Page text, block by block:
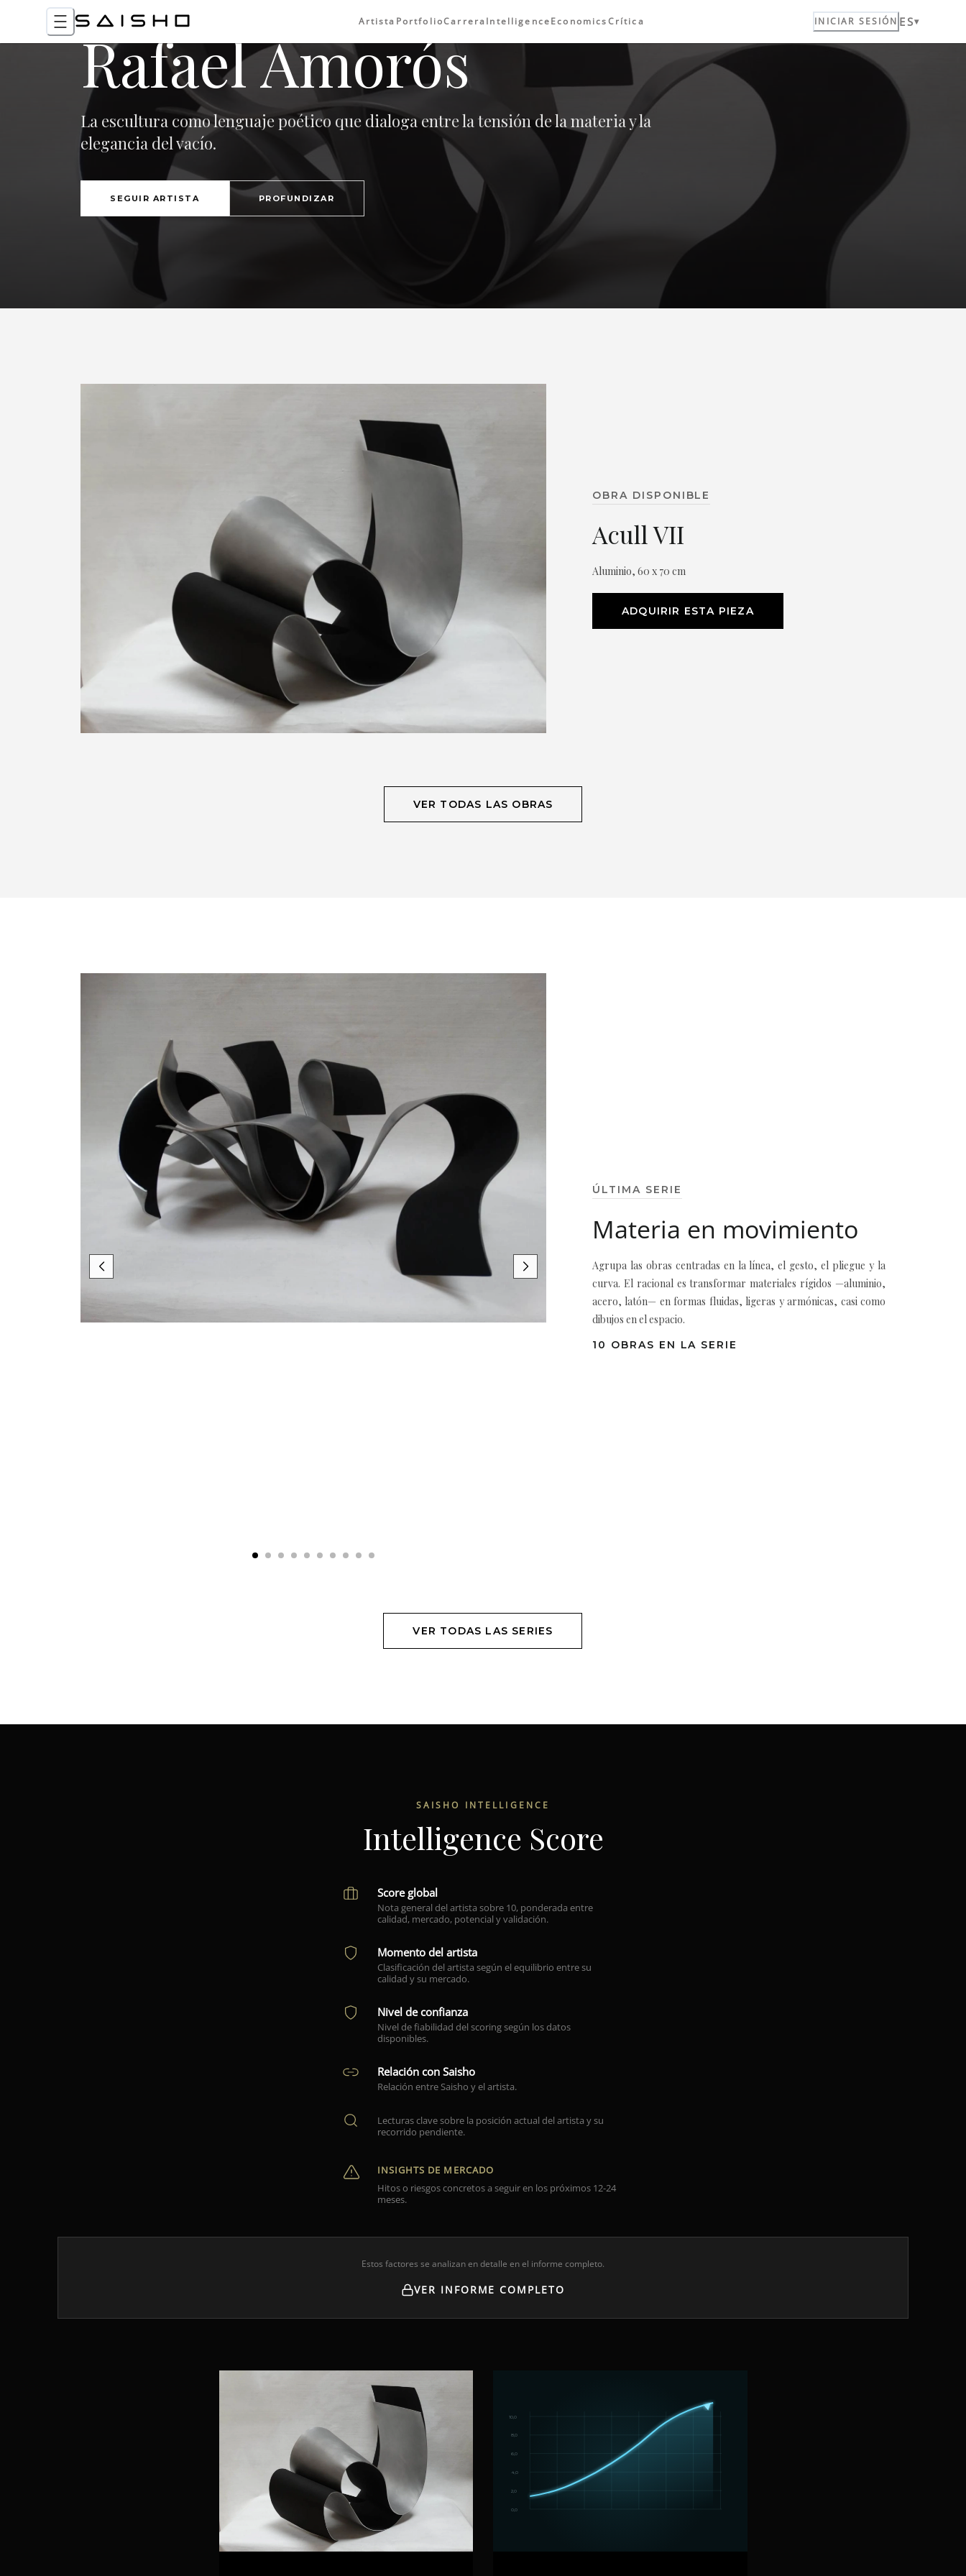
Artista PortfolioCarreraIntelligenceEconomicsCrítica INICIAR SESIÓN ES
Rafael Amorós
La escultura como lenguaje poético que dialoga entre la tensión de la materia y la
elegancia del vacío.
SEGUIR ARTISTA PROFUNDIZAR
OBRA DISPONIBLE
Acull VII
Aluminio, 60 x 70 cm
ADQUIRIR ESTA PIEZA
VER TODAS LAS OBRAS
ÚLTIMA SERIE
Materia en movimiento
Agrupa las obras centradas en la línea, el gesto, el pliegue y la
curva. El racional es transformar materiales rígidos —aluminio,
acero, latón— en formas fluidas, ligeras y armónicas, casi como
dibujos en el espacio.
10 OBRAS EN LA SERIE
VER TODAS LAS SERIES
SAISHO INTELLIGENCE
Intelligence Score
Score global
Nota general del artista sobre 10, ponderada entre
calidad, mercado, potencial y validación.
Momento del artista
Clasificación del artista según el equilibrio entre su
calidad y su mercado.
Nivel de confianza
Nivel de fiabilidad del scoring según los datos
disponibles.
Relación con Saisho
Relación entre Saisho y el artista.
Lecturas clave sobre la posición actual del artista y su
recorrido pendiente.
INSIGHTS DE MERCADO
Hitos o riesgos concretos a seguir en los próximos 12-24
meses.
Estos factores se analizan en detalle en el informe completo.
VER INFORME COMPLETO
0,0
2,0
4,0
6,0
8,0
10,0